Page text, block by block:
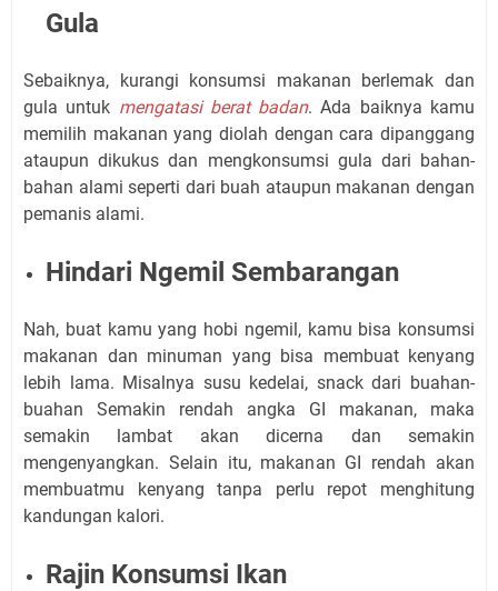
Gula
Sebaiknya, kurangi konsumsi makanan berlemak dan
gula untuk mengatasi berat badan. Ada baiknya kamu
memilih makanan yang diolah dengan cara dipanggang
ataupun dikukus dan mengkonsumsi gula dari bahan-
bahan alami seperti dari buah ataupun makanan dengan
pemanis alami.
Hindari Ngemil Sembarangan
Nah, buat kamu yang hobi ngemil, kamu bisa konsumsi
makanan dan minuman yang bisa membuat kenyang
lebih lama. Misalnya susu kedelai, snack dari buahan-
buahan Semakin rendah angka GI makanan, maka
semakin lambat akan dicerna dan semakin
mengenyangkan. Selain itu, makanan GI rendah akan
membuatmu kenyang tanpa perlu repot menghitung
kandungan kalori.
Rajin Konsumsi Ikan